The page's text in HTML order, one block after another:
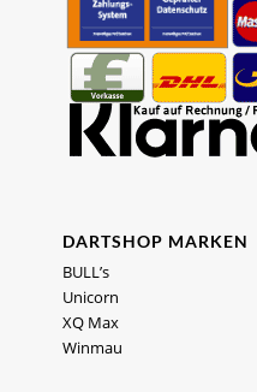
DARTSHOP MARKEN
BULL’s
Unicorn
XQ Max
Winmau